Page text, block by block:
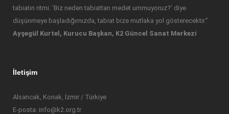
tabiatın ritmi. ‘Biz neden tabiattan medet ummuyoruz?’ diye
düşünmeye başladığımızda, tabiat bize mutlaka yol gösterecektir.”
Ayşegül Kurtel, Kurucu Başkan, K2 Güncel Sanat Merkezi
İletişim
Alsancak, Konak, İzmir / Türkiye
E-posta: info@k2.org.tr